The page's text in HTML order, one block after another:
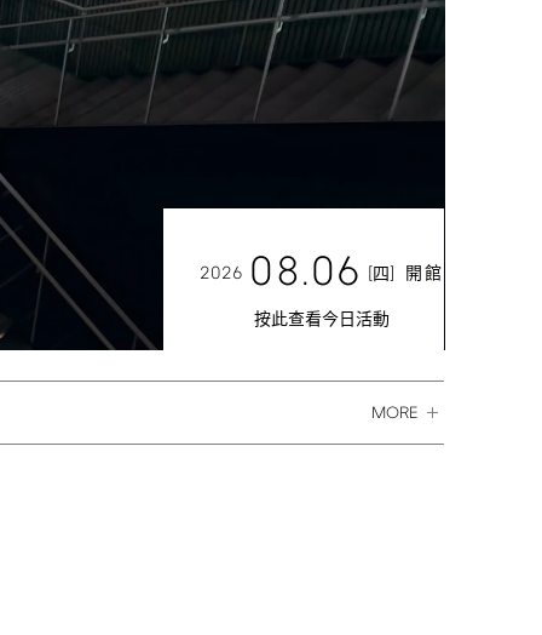
2026 08.06 [四] 開館
按此查看今日活動
MORE